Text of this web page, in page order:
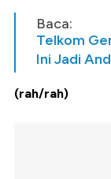
Baca:
Telkom
Ini Jadi
(rah/rah)